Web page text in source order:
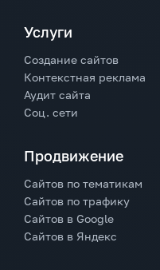
Услуги
Создание сайтов
Контекстная реклама
Аудит сайта
Соц. сети
Продвижение
Сайтов по тематикам
Сайтов по трафику
Сайтов в Google
Сайтов в Яндекс